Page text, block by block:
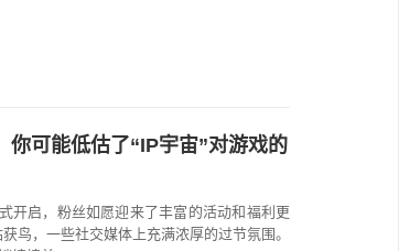
你可能低估了“IP宇宙”对游戏的
开启，粉丝如愿迎来了丰富的活动和福利更
鸟，一些社交媒体上充满浓厚的过节氛围。